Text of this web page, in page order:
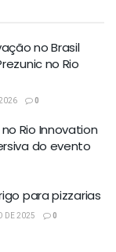
no Brasil
no Rio
0
Rio Innovation
do evento
para pizzarias
DE 2025 0